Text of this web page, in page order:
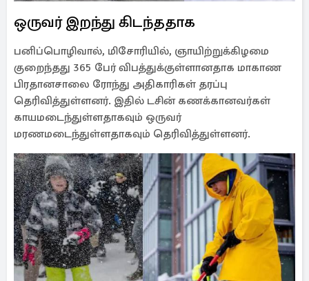
ஒருவர் இறந்து கிடந்ததாக
பனிப்பொழிவால், மிசோரியில், ஞாயிற்றுக்கிழமை
குறைந்தது 365 பேர் விபத்துக்குள்ளானதாக மாகாண
பிரதானசாலை ரோந்து அதிகாரிகள் தரப்பு
தெரிவித்துள்ளனர். இதில் டசின் கணக்கானவர்கள்
காயமடைந்துள்ளதாகவும் ஒருவர்
மரணமடைந்துள்ளதாகவும் தெரிவித்துள்ளனர்.